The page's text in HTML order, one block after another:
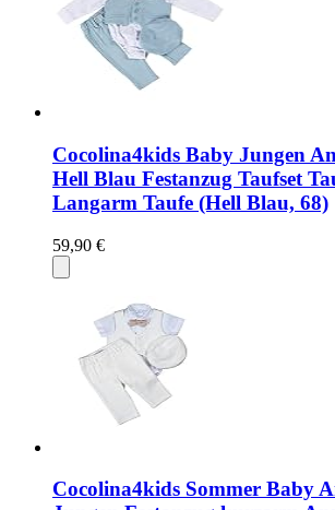
Cocolina4kids Baby Jungen
Hell Blau Festanzug Taufset
Langarm Taufe (Hell Blau, 68)
59,90 €
Cocolina4kids Sommer Baby